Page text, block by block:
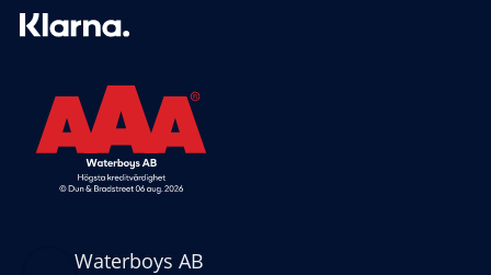
Waterboys AB